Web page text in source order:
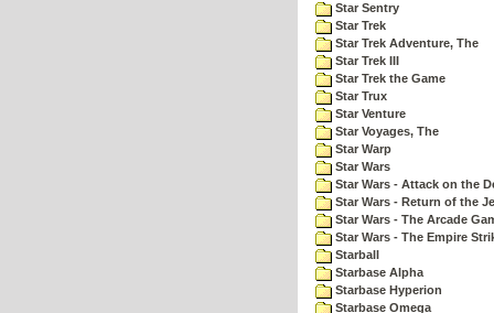
Star Sentry
Star Trek
Star Trek Adventure, The
Star Trek III
Star Trek the Game
Star Trux
Star Venture
Star Voyages, The
Star Warp
Star Wars
Star Wars - Attack on the
Star Wars - Return of the
Star Wars - The Arcade
Star Wars - The Empire
Starball
Starbase Alpha
Starbase Hyperion
Starbase Omega